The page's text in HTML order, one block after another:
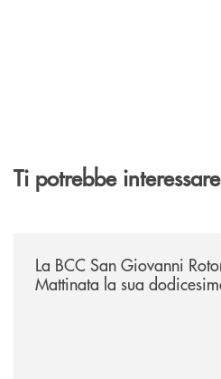
Ti potrebbe
La BCC San Giovanni
Mattinata la sua